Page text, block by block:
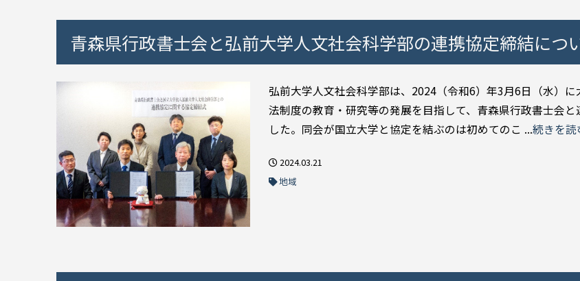
青森県行政書士会と弘前大学人文社会科学部の連携協定締結につ
弘前大学人文社会科学部は、2024（令和6）年3月6日（水）に
法制度の教育・研究等の発展を目指して、青森県行政書士会と
した。同会が国立大学と協定を結ぶのは初めてのこ ...続きを読
2024.03.21
地域